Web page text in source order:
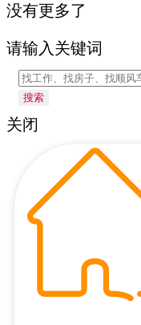
没有更多了
请输入关键词
搜索
关闭